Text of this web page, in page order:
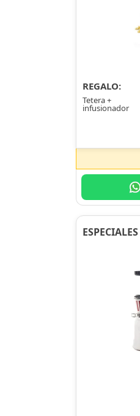
REGALO:
Tetera +
infusionador